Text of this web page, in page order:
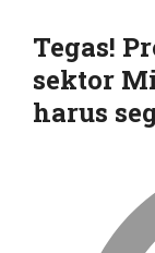
Tegas!
sektor
harus